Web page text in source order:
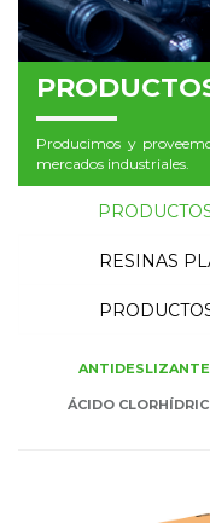
Producimos y
mercados industriales.
RESINAS
ANTIDESLIZANTE
ÁCIDO